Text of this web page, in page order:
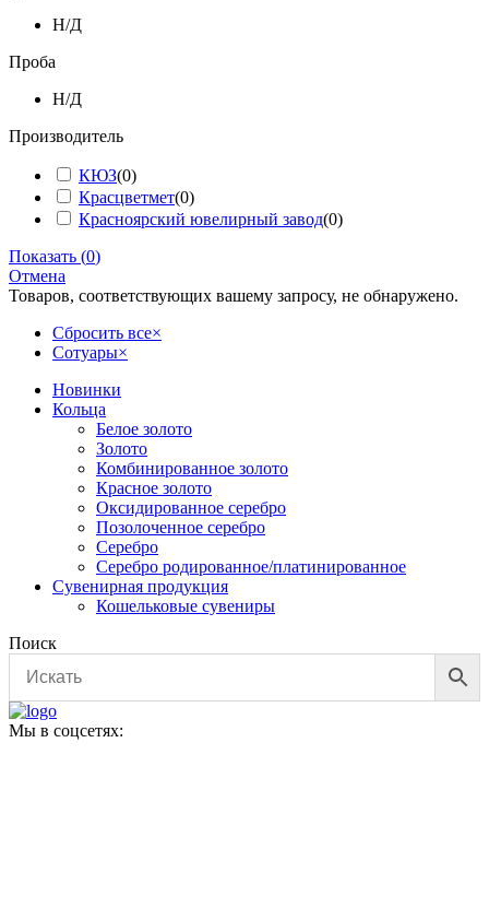
Н/Д
Проба
Н/Д
Производитель
КЮЗ(0)
Красцветмет(0)
Красноярский ювелирный завод(0)
Показать (0)
Отмена
Товаров, соответствующих вашему запросу, не обнаружено.
Сбросить все×
Сотуары×
Новинки
Кольца
Белое золото
Золото
Комбинированное золото
Красное золото
Оксидированное серебро
Позолоченное серебро
Серебро
Серебро родированное/платинированное
Сувенирная продукция
Кошельковые сувениры
Поиск
Мы в соцсетях: